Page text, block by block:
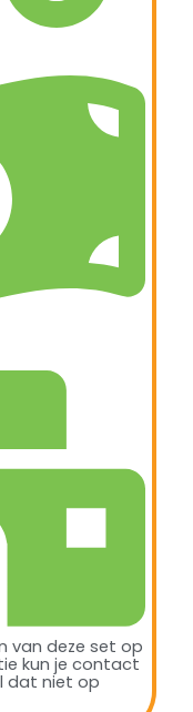
van deze set op
kun je contact
dat niet op